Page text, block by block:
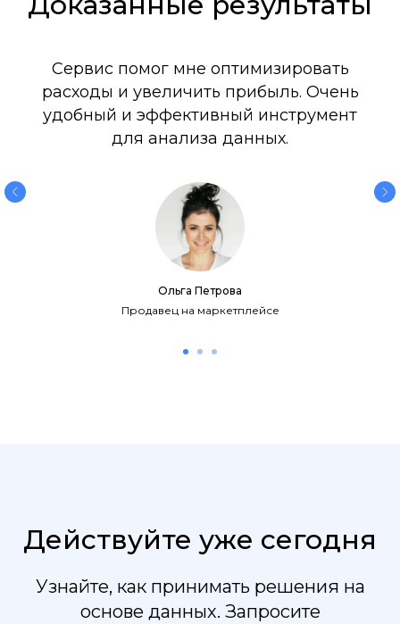
Сервис помог мне оптимизировать
расходы и увеличить прибыль. Очень
удобный и эффективный инструмент
для анализа данных.
Ольга Петрова
Продавец на маркетплейсе
Действуйте уже сегодня
Узнайте, как принимать решения на
основе данных. Запросите